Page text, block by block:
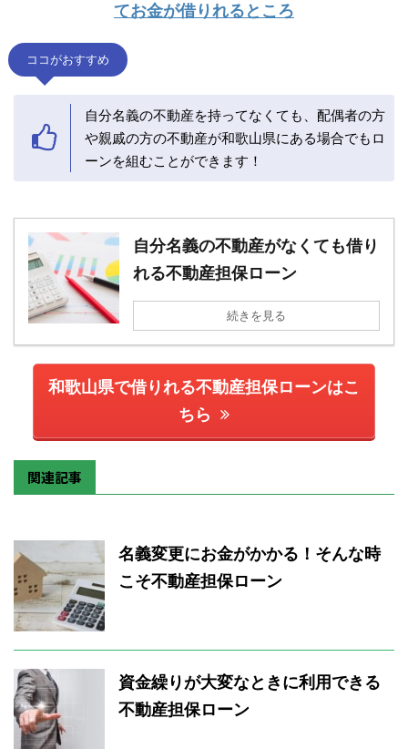
てお金が借りれるところ
ココがおすすめ
自分名義の不動産を持ってなくても、配偶者の方
や親戚の方の不動産が和歌山県にある場合でもロ
ーンを組むことができます！
自分名義の不動産がなくても借り
れる不動産担保ローン
続きを見る
和歌山県で借りれる不動産担保ローンはこ
ちら
関連記事
名義変更にお金がかかる！そんな時
こそ不動産担保ローン
資金繰りが大変なときに利用できる
不動産担保ローン